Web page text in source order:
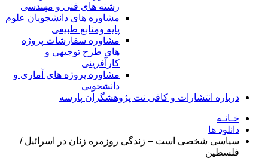
رشته های فنی و مهندسی
مشاوره های دانشجویان علوم
پایه ومنابع طبیعی
مشاوره سفارشات پروژه
های طرح توجیهی و
کارآفرینی
مشاوره پروژه های آماری و
دانشجویی
درباره انتشارات و کافی نت پژوهشگران پارسه
خـانـه
دانلود ها
سیاسی شخصی است – زندگی روزمره زنان در اسرائیل /
فلسطین